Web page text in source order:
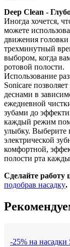
Deep Clean -
Иногда хочется,
можете
движения
трехминутный
выбором, когда
ротовой полости.
Использование
Sonicare
деснами в
ежедневной
зубами до
каждый режим
улыбку.
электрической
комфортной,
полости рта
Сделайте работу
подобрав насадку.
-25% на насадки